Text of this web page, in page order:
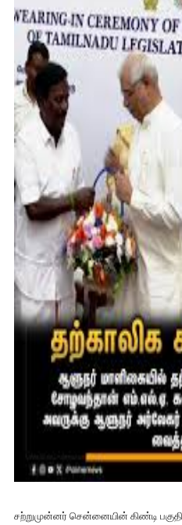
சற்றுமுன்னர் சென்னையின் கிண்டி